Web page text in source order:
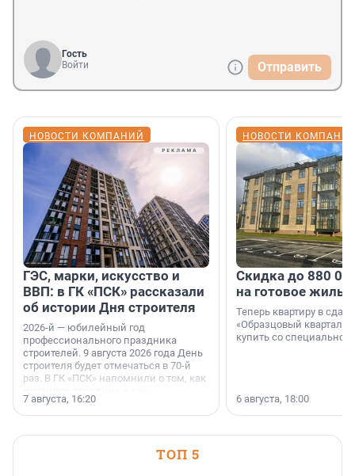
Гость
Войти
Отправить
НОВОСТИ КОМПАНИЙ
ГЭС, марки, искусство и
ВВП: в ГК «ПСК» рассказали
об истории Дня строителя
2026-й — юбилейный год
профессионального праздника
строителей. 9 августа 2026 года День
строителя будет отмечаться в 70-й
раз. В ГК «ПСК» напомнили о том, как
поменялась роль строительства.
7 августа, 16:20
НОВОСТИ
Скидка до 880
на готовое
Теперь квартиру в
«Образцовый квартал
купить со специальной
6 августа, 18:00
ТОП 5